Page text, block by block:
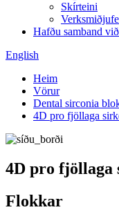
Skírteini
Hafðu samband
English
Heim
Vörur
Dental sirconia
4D pro fjöllaga
4D pro fjöllaga
Flokkar